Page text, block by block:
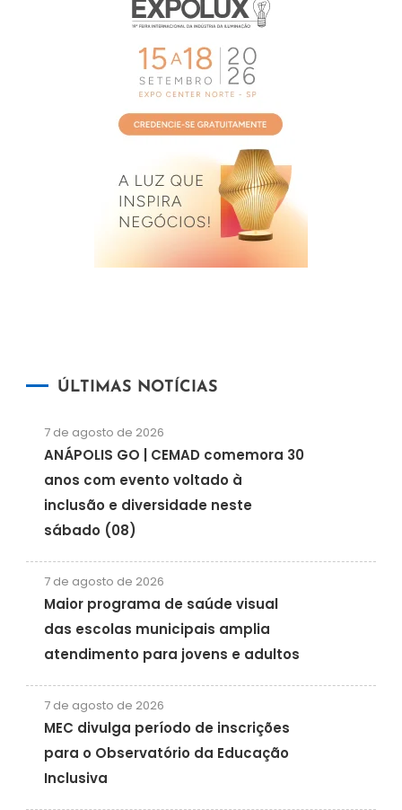
ÚLTIMAS NOTÍCIAS
7 de agosto de 2026
ANÁPOLIS GO | CEMAD comemora 30
anos com evento voltado à
inclusão e diversidade neste
sábado (08)
7 de agosto de 2026
Maior programa de saúde visual
das escolas municipais amplia
atendimento para jovens e adultos
7 de agosto de 2026
MEC divulga período de inscrições
para o Observatório da Educação
Inclusiva